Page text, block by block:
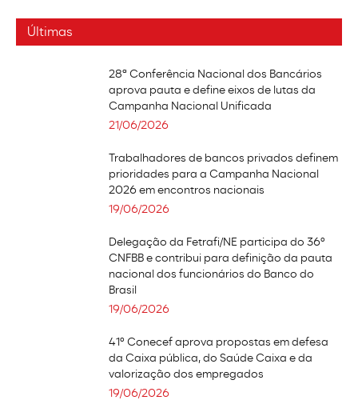
Últimas
28ª Conferência Nacional dos Bancários
aprova pauta e define eixos de lutas da
Campanha Nacional Unificada
21/06/2026
Trabalhadores de bancos privados definem
prioridades para a Campanha Nacional
2026 em encontros nacionais
19/06/2026
Delegação da Fetrafi/NE participa do 36º
CNFBB e contribui para definição da pauta
nacional dos funcionários do Banco do
Brasil
19/06/2026
41º Conecef aprova propostas em defesa
da Caixa pública, do Saúde Caixa e da
valorização dos empregados
19/06/2026